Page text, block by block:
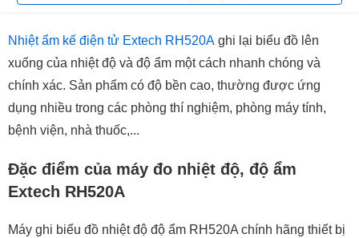
Nhiệt ẩm kế điện tử Extech RH520A ghi lại biểu đồ lên
xuống của nhiệt độ và độ ẩm một cách nhanh chóng và
chính xác. Sản phẩm có độ bền cao, thường được ứng
dụng nhiều trong các phòng thí nghiệm, phòng máy tính,
bệnh viện, nhà thuốc,...
Đặc điểm của máy đo nhiệt độ, độ ẩm
Extech RH520A
Máy ghi biểu đồ nhiệt độ độ ẩm RH520A chính hãng thiết bị